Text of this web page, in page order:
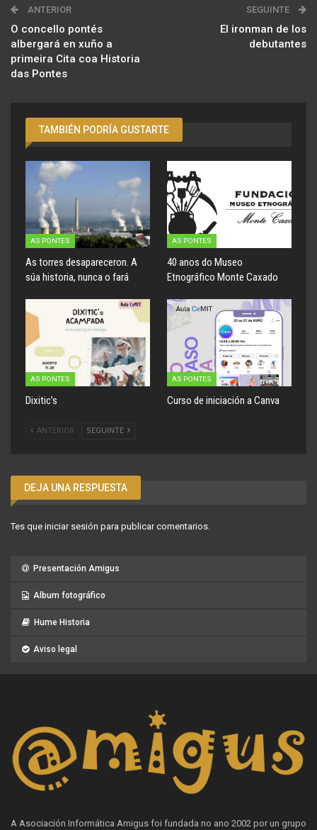
ANTERIOR
O concello pontés
albergará en xuño a
primeira Cita coa Historia
das Pontes
SEGUINTE
El ironman de los
debutantes
TAMBIÉN PODRÍA GUSTARTE
AS PONTES
As torres desapareceron. A
súa historia, nunca o fará
AS PONTES
40 anos do Museo
Etnográfico Monte Caxado
AS PONTES
Dixitic’s
AS PONTES
Curso de iniciación a Canva
ANTERIOR SEGUINTE
DEJA UNA RESPUESTA
Tes que iniciar sesión para publicar comentarios.
Presentación Amigus
Album fotográfico
Hume Historia
Aviso legal
A Asociación Informática Amigus foi fundada no ano 2002 por un grupo